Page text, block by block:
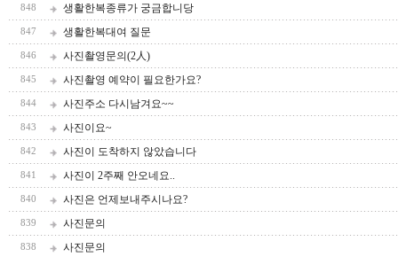
848 생활한복종류가 궁금합니당
847 생활한복대여 질문
846 사진촬영문의(2人)
845 사진촬영 예약이 필요한가요?
844 사진주소 다시남겨요~~
843 사진이요~
842 사진이 도착하지 않았습니다
841 사진이 2주째 안오네요..
840 사진은 언제보내주시나요?
839 사진문의
838 사진문의